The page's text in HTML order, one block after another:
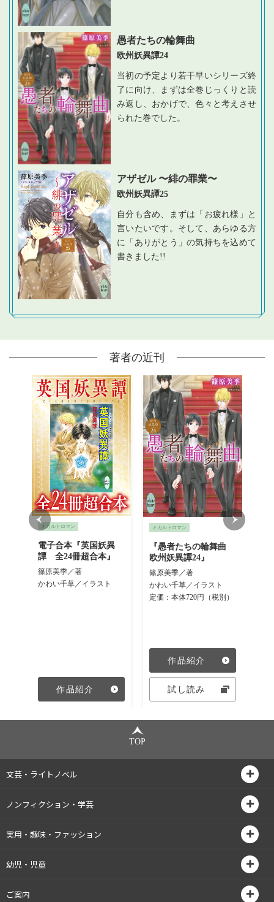
愚者たちの輪舞曲
欧州妖異譚24
当初の予定より若干早いシリーズ終
了に向け、まずは全巻じっくりと読
み返し、おかげで、色々と考えさせ
られた巻でした。
アザゼル 〜緋の罪業〜
欧州妖異譚25
自分も含め、まずは「お疲れ様」と
言いたいです。そして、あらゆる方
に「ありがとう」の気持ちを込めて
書きました!!
著者の近刊
オカルトロマン
電子合本『英国妖異
譚 全24冊超合本』
篠原美季／著
かわい千草／イラスト
作品紹介
オカルトロマン
『愚者たちの輪舞曲
欧州妖異譚24』
篠原美季／著
かわい千草／イラスト
定価：本体720円（税別）
作品紹介
試し読み
TOP
文芸・ライトノベル
ノンフィクション・学芸
実用・趣味・ファッション
幼児・児童
ご案内